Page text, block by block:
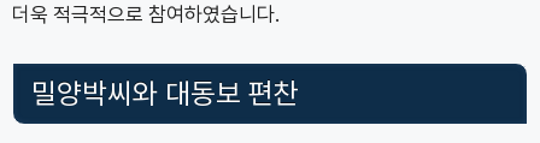
더욱 적극적으로 참여하였습니다.
밀양박씨와 대동보 편찬